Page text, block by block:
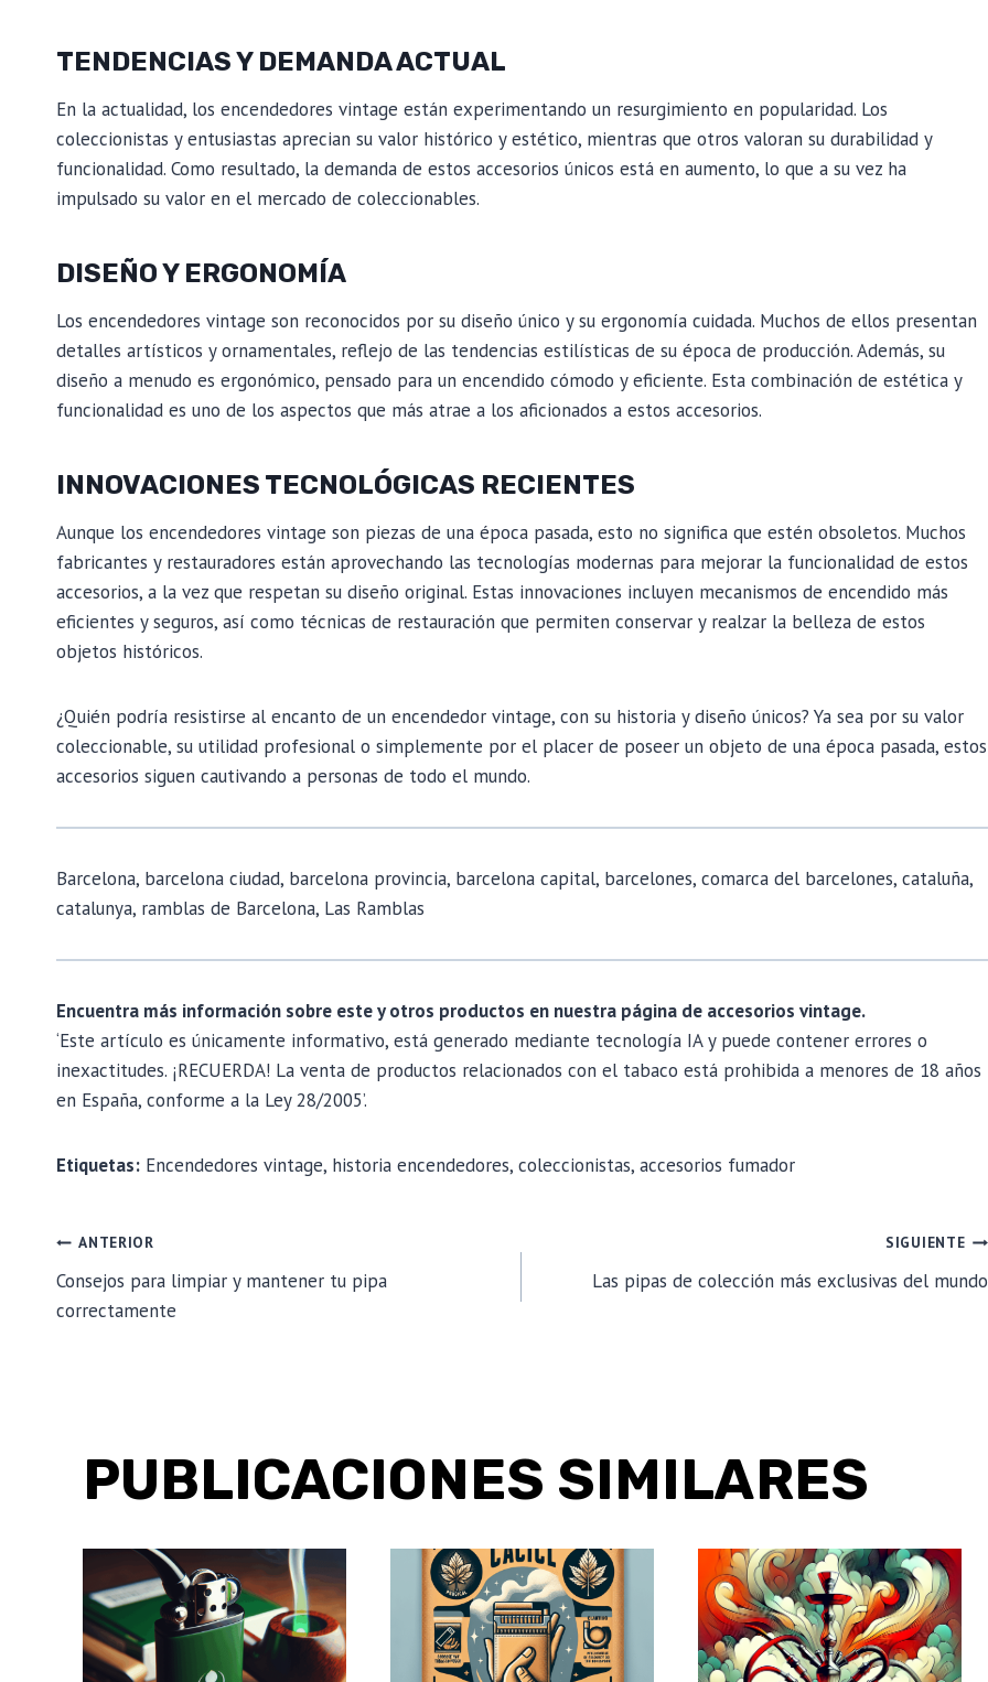
TENDENCIAS Y DEMANDA ACTUAL
En la actualidad, los encendedores vintage están experimentando un resurgimiento en popularidad. Los
coleccionistas y entusiastas aprecian su valor histórico y estético, mientras que otros valoran su durabilidad y
funcionalidad. Como resultado, la demanda de estos accesorios únicos está en aumento, lo que a su vez ha
impulsado su valor en el mercado de coleccionables.
DISEÑO Y ERGONOMÍA
Los encendedores vintage son reconocidos por su diseño único y su ergonomía cuidada. Muchos de ellos presentan
detalles artísticos y ornamentales, reflejo de las tendencias estilísticas de su época de producción. Además, su
diseño a menudo es ergonómico, pensado para un encendido cómodo y eficiente. Esta combinación de estética y
funcionalidad es uno de los aspectos que más atrae a los aficionados a estos accesorios.
INNOVACIONES TECNOLÓGICAS RECIENTES
Aunque los encendedores vintage son piezas de una época pasada, esto no significa que estén obsoletos. Muchos
fabricantes y restauradores están aprovechando las tecnologías modernas para mejorar la funcionalidad de estos
accesorios, a la vez que respetan su diseño original. Estas innovaciones incluyen mecanismos de encendido más
eficientes y seguros, así como técnicas de restauración que permiten conservar y realzar la belleza de estos
objetos históricos.
¿Quién podría resistirse al encanto de un encendedor vintage, con su historia y diseño únicos? Ya sea por su valor
coleccionable, su utilidad profesional o simplemente por el placer de poseer un objeto de una época pasada, estos
accesorios siguen cautivando a personas de todo el mundo.
Barcelona, barcelona ciudad, barcelona provincia, barcelona capital, barcelones, comarca del barcelones, cataluña,
catalunya, ramblas de Barcelona, Las Ramblas
Encuentra más información sobre este y otros productos en nuestra página de accesorios vintage.
‘Este artículo es únicamente informativo, está generado mediante tecnología IA y puede contener errores o
inexactitudes. ¡RECUERDA! La venta de productos relacionados con el tabaco está prohibida a menores de 18 años
en España, conforme a la Ley 28/2005’.
Etiquetas: Encendedores vintage, historia encendedores, coleccionistas, accesorios fumador
NAVEGACIÓN
DE
ANTERIOR
Consejos para limpiar y mantener tu pipa
correctamente
SIGUIENTE
Las pipas de colección más exclusivas del mundo
PUBLICACIONES SIMILARES